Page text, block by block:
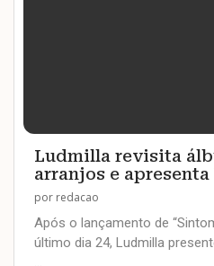
Ludmilla revisita
arranjos e
por redacao
Após o lançamento de
último dia 24, Ludmilla
…